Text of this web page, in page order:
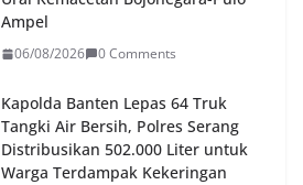
Ampel
06/08/2026 0 Comments
Kapolda Banten Lepas 64 Truk
Tangki Air Bersih, Polres Serang
Distribusikan 502.000 Liter untuk
Warga Terdampak Kekeringan